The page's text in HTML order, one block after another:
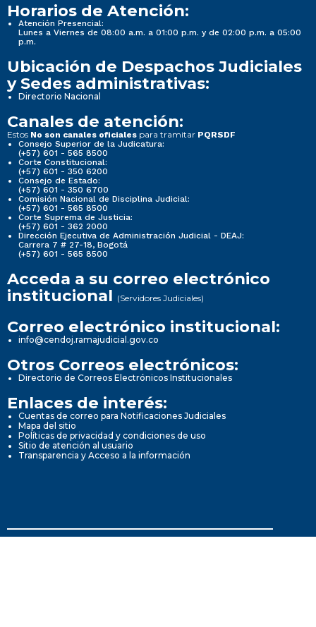
Horarios de Atención:
Atención Presencial:
Lunes a Viernes de 08:00 a.m. a 01:00 p.m. y de 02:00 p.m. a 05:00
p.m.
Ubicación de Despachos Judiciales
y Sedes administrativas:
Directorio Nacional
Canales de atención:
Estos No son canales oficiales para tramitar PQRSDF
Consejo Superior de la Judicatura:
(+57) 601 - 565 8500
Corte Constitucional:
(+57) 601 - 350 6200
Consejo de Estado:
(+57) 601 - 350 6700
Comisión Nacional de Disciplina Judicial:
(+57) 601 - 565 8500
Corte Suprema de Justicia:
(+57) 601 - 362 2000
Dirección Ejecutiva de Administración Judicial - DEAJ:
Carrera 7 # 27-18, Bogotá
(+57) 601 - 565 8500
Acceda a su correo electrónico
institucional (Servidores Judiciales)
Correo electrónico institucional:
info@cendoj.ramajudicial.gov.co
Otros Correos electrónicos:
Directorio de Correos Electrónicos Institucionales
Enlaces de interés:
Cuentas de correo para Notificaciones Judiciales
Mapa del sitio
Políticas de privacidad y condiciones de uso
Sitio de atención al usuario
Transparencia y Acceso a la información